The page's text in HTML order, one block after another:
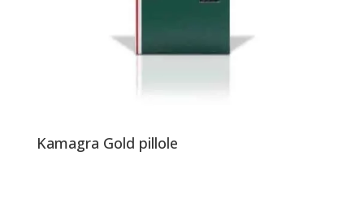
Kamagra Gold pillole